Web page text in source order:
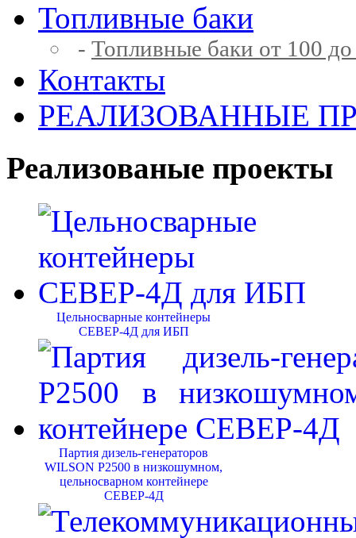
Топливные баки
- Топливные баки от 100
Контакты
РЕАЛИЗОВАННЫЕ
Реализованые проекты
Цельносварные контейнеры
СЕВЕР-4Д для ИБП
Партия дизель-генераторов
WILSON P2500 в низкошумном,
цельносварном контейнере
СЕВЕР-4Д